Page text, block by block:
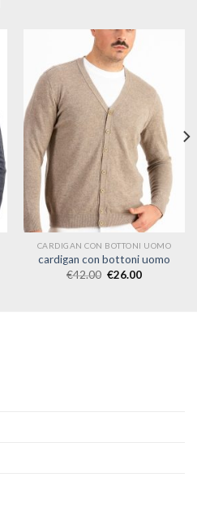
CARDIGAN CON BOTTONI UOMO
cardigan con bottoni uomo
€42.00 €26.00